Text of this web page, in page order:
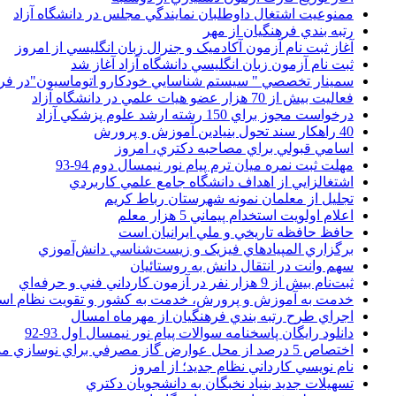
ممنوعيت اشتغال داوطلبان نمايندگي مجلس در دانشگاه آزاد
رتبه بندي فرهنگيان از مهر
آغاز ثبت نام آزمون آکادميک و جنرال زبان انگليسي از امروز
ثبت نام آزمون زبان انگليسي دانشگاه آزاد آغاز شد
سمينار تخصصي " سيستم شناسايي خودکارو اتوماسيون"در
فعاليت بيش از 70 هزار عضو هيات علمي در دانشگاه آزاد
درخواست مجوز براي 150 رشته ارشد علوم پزشکي آزاد
40 راهکار سند تحول بنيادين آموزش و پرورش
اسامي قبولي براي مصاحبه دکتري، امروز
مهلت ثبت نمره میان ترم پیام نور نیمسال دوم 94-93
اشتغالزايي از اهداف دانشگاه جامع علمي کاربردي
تجليل از معلمان نمونه شهرستان رباط کريم
اعلام اولويت استخدام پيماني 5 هزار معلم
حافظ حافظه تاريخي و ملي ايرانيان است
برگزاري المپيادهاي فيزيک و زيست‌شناسي دانش‌آموزي
سهم وانت در انتقال دانش به روستائيان
ثبت‌نام بيش از 9 هزار نفر در آزمون کارداني فني و حرفه‌اي
خدمت به آموزش و پرورش، خدمت به کشور و تقويت نظام
اجراي طرح رتبه بندي فرهنگيان از مهرماه امسال
دانلود رایگان پاسخنامه سوالات پیام نور نیمسال اول 93-92
اختصاص 5 درصد از محل عوارض گاز مصرفي براي نوسازي مدارس
نام نويسي کارداني نظام جديد؛ از امروز
تسهيلات جديد بنياد نخبگان به دانشجويان دکتري